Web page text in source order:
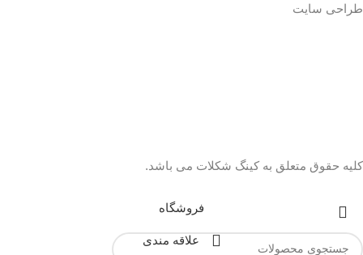
طراحی سایت
کلیه حقوق متعلق به کینگ شکلات می باشد.
فروشگاه
علاقه مندی